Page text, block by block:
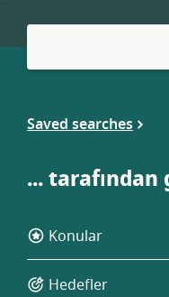
:
Saved searches
...
Konular
Hedefler